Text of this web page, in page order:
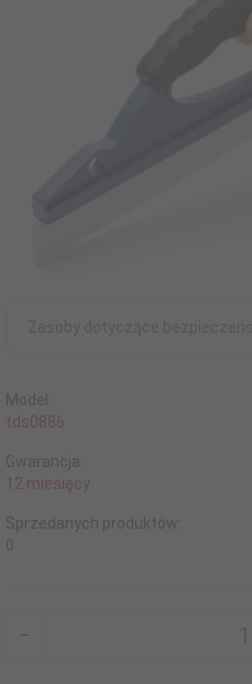
Model:
tds0886
Gwarancja:
12 miesięcy
Sprzedanych produktów:
0